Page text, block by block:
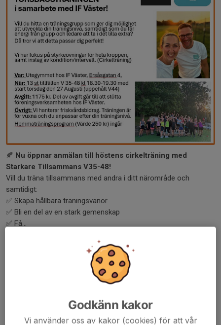
🍂 Nu öppnar anmälan till höstens cirkelträning med
Starkare Tillsammans V35-48!
Vill du träna tillsammans med andra i ditt närområde och
samtidigt:
✅ Skapa hållbara träningsvanor
✅ Bli en del av en stark gemenskap
✅ Få...
Godkänn kakor
Vi använder oss av kakor (cookies) för att vår